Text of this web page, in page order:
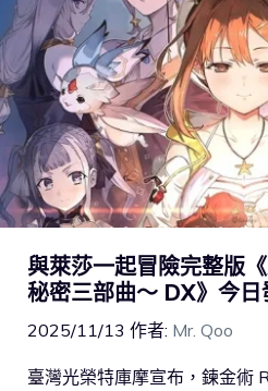
與萊莎一起冒險完整版
秘密三部曲～ DX》今日
2025/11/13 作者: Mr. Qoo
臺灣光榮特庫摩宣布，鍊金術